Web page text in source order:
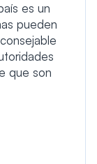
es un
pueden
que son